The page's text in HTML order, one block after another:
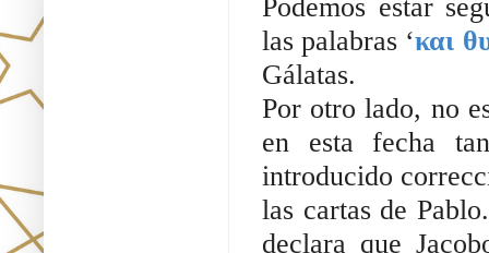
Podemos estar
las palabras ‘και
Gálatas.
Por otro lado, no
en esta fecha
introducido
las cartas de
declara que